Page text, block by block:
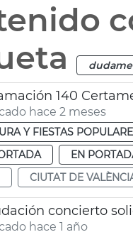
140
hace 2 meses
Y FIESTAS
EN
CIUTAT DE
concierto
hace 1 año